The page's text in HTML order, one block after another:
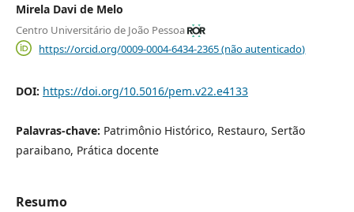
Mirela Davi de Melo
Centro Universitário de João Pessoa
https://orcid.org/0009-0004-6434-2365 (não autenticado)
DOI: https://doi.org/10.5016/pem.v22.e4133
Palavras-chave: Patrimônio Histórico, Restauro, Sertão
paraibano, Prática docente
Resumo